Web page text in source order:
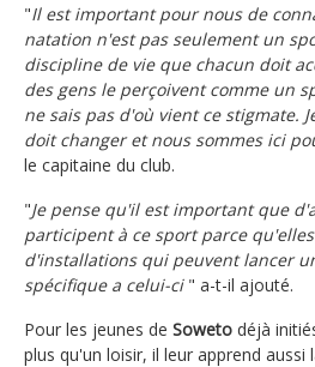
"Il est important pour nous de
natation n'est pas seulement un
discipline de vie que chacun doit
des gens le perçoivent comme un
ne sais pas d'où vient ce stigmate.
doit changer et nous sommes ici
le capitaine du club.
"Je pense qu'il est important que
participent à ce sport parce
d'installations qui peuvent lancer
spécifique a celui-ci" a-t-il ajouté.
Pour les jeunes de Soweto déjà
plus qu'un loisir, il leur apprend aussi